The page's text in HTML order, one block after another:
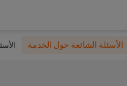
الأسئلة الشائعة حول الخدمة